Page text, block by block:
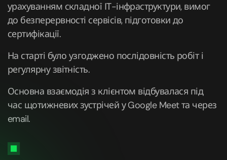
урахуванням складної ІТ-інфраструктури, вимог
до безперервності сервісів, підготовки до
сертифікації.
На старті було узгоджено послідовність робіт і
регулярну звітність.
Основна взаємодія з клієнтом відбувалася під
час щотижневих зустрічей у Google Meet та через
email.